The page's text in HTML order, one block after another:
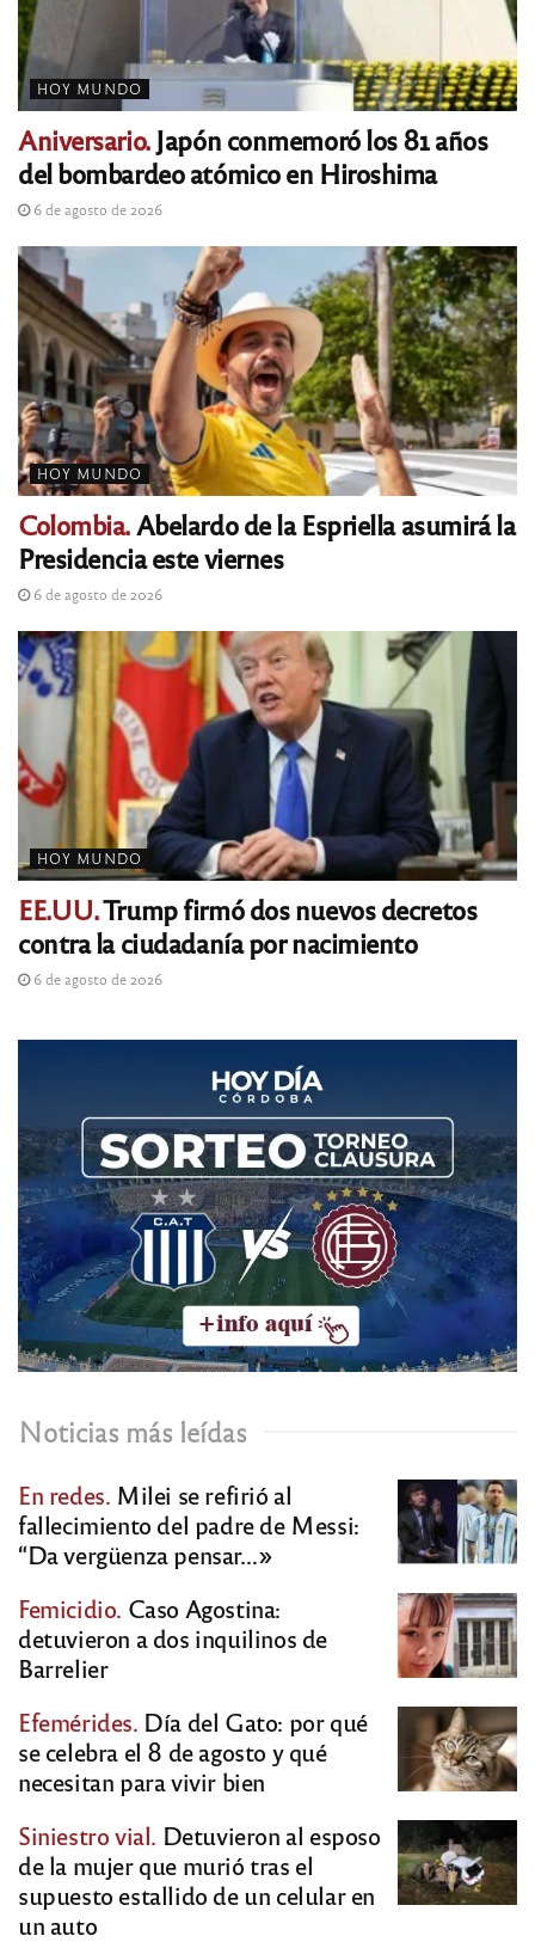
HOY MUNDO
Aniversario.Japón conmemoró los 81 años
del bombardeo atómico en Hiroshima
6 de agosto de 2026
HOY MUNDO
Colombia. Abelardo de la Espriella asumirá la
Presidencia este viernes
6 de agosto de 2026
HOY MUNDO
EE.UU.Trump firmó dos nuevos decretos
contra la ciudadanía por nacimiento
6 de agosto de 2026
Noticias más leídas
En redes. Milei se refirió al
fallecimiento del padre de Messi:
“Da vergüenza pensar…»
Femicidio. Caso Agostina:
detuvieron a dos inquilinos de
Barrelier
Efemérides. Día del Gato: por qué
se celebra el 8 de agosto y qué
necesitan para vivir bien
Siniestro vial. Detuvieron al esposo
de la mujer que murió tras el
supuesto estallido de un celular en
un auto